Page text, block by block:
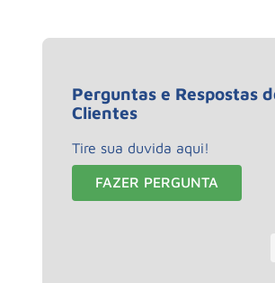
Perguntas e Respostas
Clientes
Tire sua duvida aqui!
FAZER PERGUNTA